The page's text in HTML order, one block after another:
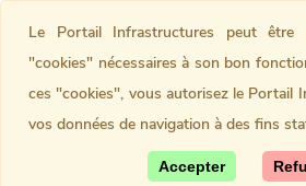
Le Portail Infrastructures peut être
"cookies" nécessaires à son bon
ces "cookies", vous autorisez le Portail
vos données de navigation à des fins
Accepter